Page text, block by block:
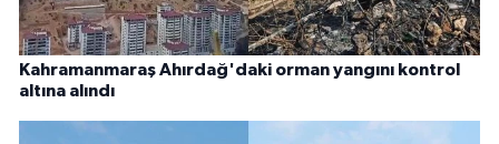
Kahramanmaraş Ahırdağ'daki orman yangını kontrol
altına alındı